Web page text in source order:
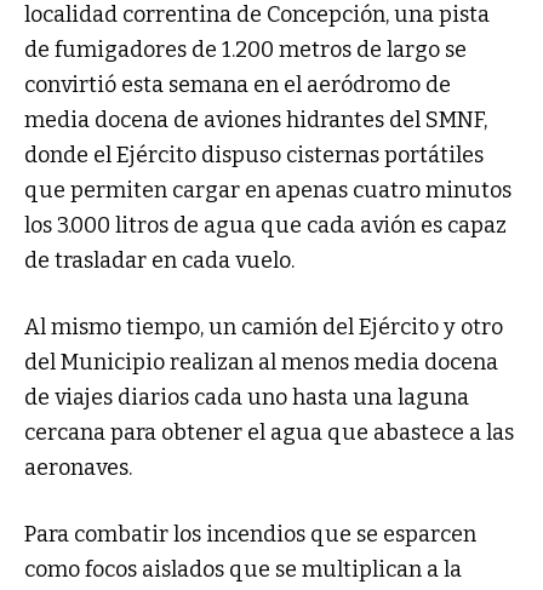
localidad correntina de Concepción, una pista
de fumigadores de 1.200 metros de largo se
convirtió esta semana en el aeródromo de
media docena de aviones hidrantes del SMNF,
donde el Ejército dispuso cisternas portátiles
que permiten cargar en apenas cuatro minutos
los 3.000 litros de agua que cada avión es capaz
de trasladar en cada vuelo.
Al mismo tiempo, un camión del Ejército y otro
del Municipio realizan al menos media docena
de viajes diarios cada uno hasta una laguna
cercana para obtener el agua que abastece a las
aeronaves.
Para combatir los incendios que se esparcen
como focos aislados que se multiplican a la